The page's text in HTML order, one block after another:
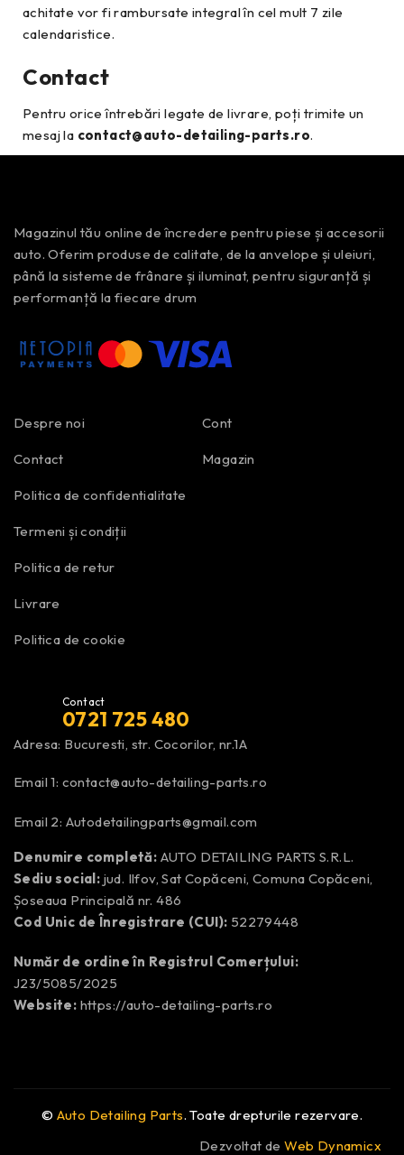
achitate vor fi rambursate integral în cel mult 7 zile
calendaristice.
Contact
Pentru orice întrebări legate de livrare, poți trimite un
mesaj la contact@auto-detailing-parts.ro.
Magazinul tău online de încredere pentru piese și accesorii
auto. Oferim produse de calitate, de la anvelope și uleiuri,
până la sisteme de frânare și iluminat, pentru siguranță și
performanță la fiecare drum
Despre noi
Contact
Politica de confidentialitate
Termeni și condiții
Politica de retur
Livrare
Politica de cookie
Cont
Magazin
Contact
0721 725 480
Adresa: Bucuresti, str. Cocorilor, nr.1A
Email 1: contact@auto-detailing-parts.ro
Email 2: Autodetailingparts@gmail.com
Denumire completă: AUTO DETAILING PARTS S.R.L.
Sediu social: jud. Ilfov, Sat Copăceni, Comuna Copăceni,
Șoseaua Principală nr. 486
Cod Unic de Înregistrare (CUI): 52279448
Număr de ordine în Registrul Comerțului:
J23/5085/2025
Website: https://auto-detailing-parts.ro
© Auto Detailing Parts. Toate drepturile rezervare.
Dezvoltat deWeb Dynamicx